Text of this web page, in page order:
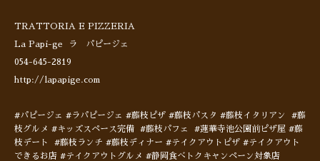
TRATTORIA E PIZZERIA
La Papi-ge ラ パピージェ
054-645-2819
http://lapapige.com
#パピージェ #ラパピージェ #藤枝ピザ #藤枝パスタ #藤枝イタリアン #藤
枝グルメ #キッズスペース完備 #藤枝パフェ #蓮華寺池公園前ピザ屋 #藤
枝デート #藤枝ランチ #藤枝ディナー #テイクアウトピザ #テイクアウト
できるお店 #テイクアウトグルメ #静岡食べトクキャンペーン対象店